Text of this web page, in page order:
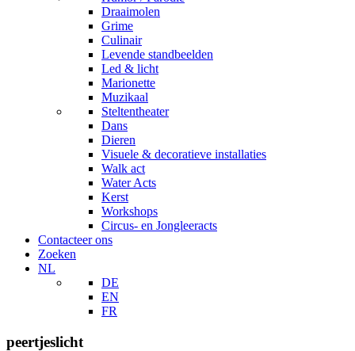
Draaimolen
Grime
Culinair
Levende standbeelden
Led & licht
Marionette
Muzikaal
Steltentheater
Dans
Dieren
Visuele & decoratieve installaties
Walk act
Water Acts
Kerst
Workshops
Circus- en Jongleeracts
Contacteer ons
Zoeken
NL
DE
EN
FR
peertjeslicht